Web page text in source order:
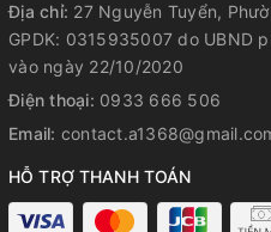
7 M31
M51
9 M22
10 M32 / M325
Địa chỉ: 27 Nguyễn Tuyển,
GPDK: 0315935007 do UBND
vào ngày 22/10/2020
Điện thoại: 0933 666 506
Email:
HỖ TRỢ THANH TOÁN